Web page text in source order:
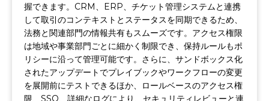
握できます。CRM、ERP、チケット管理システムと連携
して取引のコンテキストとステータスを同期できるため、
法務と関連部門の情報共有もスムーズです。アクセス権限
は地域や事業部門ごとに細かく制限でき、保持ルールもポ
リシーに沿って管理可能です。さらに、サンドボックス化
されたアップデートでプレイブックやワークフローの変更
を展開前にテストできるほか、ロールベースのアクセス権
限、SSO、詳細なログにより、セキュリティレビューと連